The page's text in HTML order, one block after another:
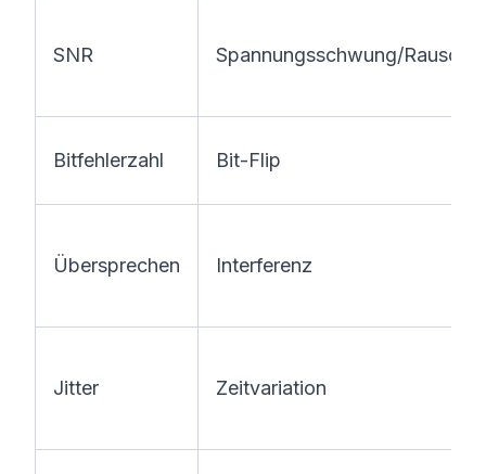
SNR Spannungsschwung/
Bitfehlerzahl Bit-Flip
Übersprechen Interferenz
Jitter Zeitvariation